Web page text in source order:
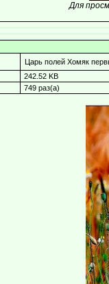
Для
Царь полей Хомяк
242.52 KB
749 раз(а)